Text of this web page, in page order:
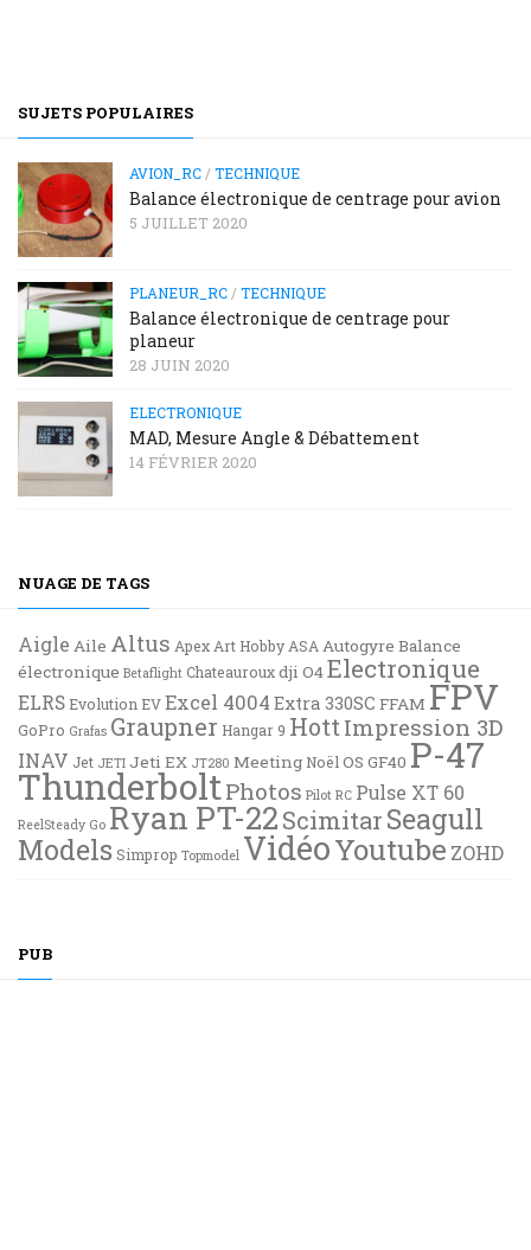
SUJETS POPULAIRES
AVION_RC /TECHNIQUE
Balance électronique de centrage pour avion
5 JUILLET 2020
PLANEUR_RC /TECHNIQUE
Balance électronique de centrage pour
planeur
28 JUIN 2020
ELECTRONIQUE
MAD, Mesure Angle & Débattement
14 FÉVRIER 2020
NUAGE DE TAGS
Aigle Aile Altus Apex Art Hobby ASA Autogyre Balance
électronique Betaflight Chateaurouxdji O4Electronique
ELRS Evolution EVExcel 4004 Extra 330SC FFAM FPV
GoPro Grafas Graupner Hangar 9 Hott Impression 3D
INAV Jet JETI Jeti EX JT280 Meeting Noël OS GF40 P-47
ThunderboltPhotos Pilot RC Pulse XT 60
ReelSteady Go Ryan PT-22ScimitarSeagull
ModelsSimprop Topmodel VidéoYoutube ZOHD
PUB